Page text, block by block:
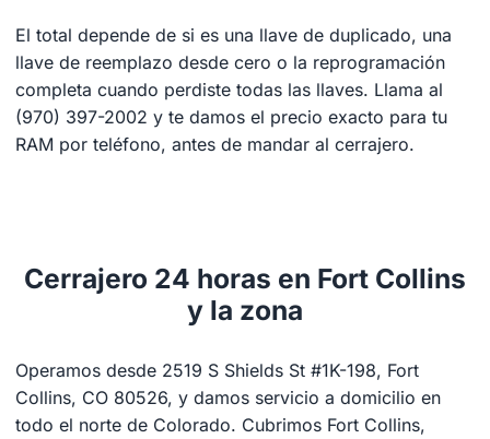
El total depende de si es una llave de duplicado, una
llave de reemplazo desde cero o la reprogramación
completa cuando perdiste todas las llaves. Llama al
(970) 397-2002 y te damos el precio exacto para tu
RAM por teléfono, antes de mandar al cerrajero.
Cerrajero 24 horas en Fort Collins
y la zona
Operamos desde 2519 S Shields St #1K-198, Fort
Collins, CO 80526, y damos servicio a domicilio en
todo el norte de Colorado. Cubrimos Fort Collins,